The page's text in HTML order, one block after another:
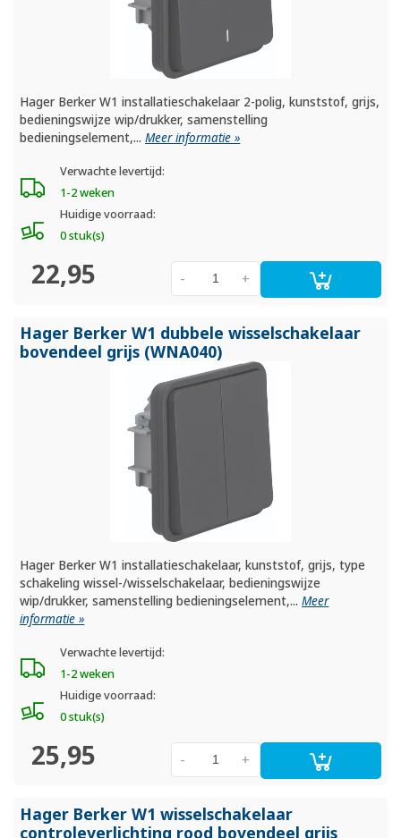
Hager Berker W1 installatieschakelaar 2-polig, kunststof, grijs,
bedieningswijze wip/drukker, samenstelling
bedieningselement,...Meer informatie »
Verwachte levertijd:
1-2 weken
Huidige voorraad:
0 stuk(s)
22,95 +
-
Hager Berker W1 dubbele wisselschakelaar
bovendeel grijs (WNA040)
Hager Berker W1 installatieschakelaar, kunststof, grijs, type
schakeling wissel-/wisselschakelaar, bedieningswijze
wip/drukker, samenstelling bedieningselement,...Meer
informatie »
Verwachte levertijd:
1-2 weken
Huidige voorraad:
0 stuk(s)
25,95 +
-
Hager Berker W1 wisselschakelaar
controleverlichting rood bovendeel grijs